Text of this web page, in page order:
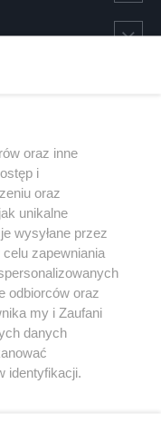
Youtube
oraz inne
i
oraz
unikalne
wysyłane przez
zapewniania
odbiorców oraz
my i Zaufani
danych
identyfikacji.